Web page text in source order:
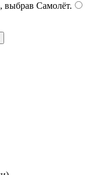
выбрав Самолёт.